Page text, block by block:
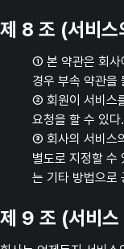
제 8 조 (서비스
① 본 약관은 회사
경우 부속 약관을
② 회원이 서비스
요청을 할 수 있다.
③ 회사의 서비스
별도로 지정할 수
는 기타 방법으로
제 9 조 (서비스